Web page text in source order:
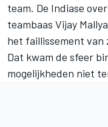
team. De Indiase
teambaas Vijay
het faillissement
Dat kwam de sfeer
mogelijkheden niet